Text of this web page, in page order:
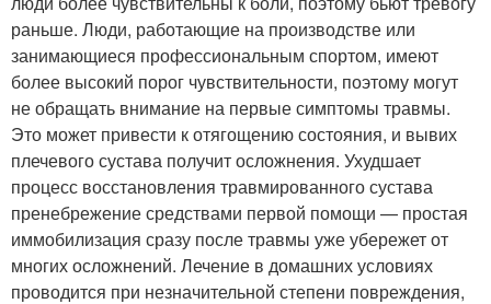
раньше. Люди, работающие на производстве или
занимающиеся профессиональным спортом, имеют
более высокий порог чувствительности, поэтому могут
не обращать внимание на первые симптомы травмы.
Это может привести к отягощению состояния, и вывих
плечевого сустава получит осложнения. Ухудшает
процесс восстановления травмированного сустава
пренебрежение средствами первой помощи — простая
иммобилизация сразу после травмы уже убережет от
многих осложнений. Лечение в домашних условиях
проводится при незначительной степени повреждения,